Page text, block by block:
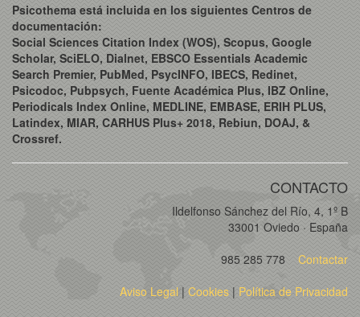
Psicothema está incluida en los siguientes Centros de
documentación:
Social Sciences Citation Index (WOS), Scopus, Google
Scholar, SciELO, Dialnet, EBSCO Essentials Academic
Search Premier, PubMed, PsycINFO, IBECS, Redinet,
Psicodoc, Pubpsych, Fuente Académica Plus, IBZ Online,
Periodicals Index Online, MEDLINE, EMBASE, ERIH PLUS,
Latindex, MIAR, CARHUS Plus+ 2018, Rebiun, DOAJ, &
Crossref.
CONTACTO
Ildelfonso Sánchez del Río, 4, 1º B
33001 Oviedo · España
985 285 778
Contactar
Aviso Legal| Cookies | Política de Privacidad